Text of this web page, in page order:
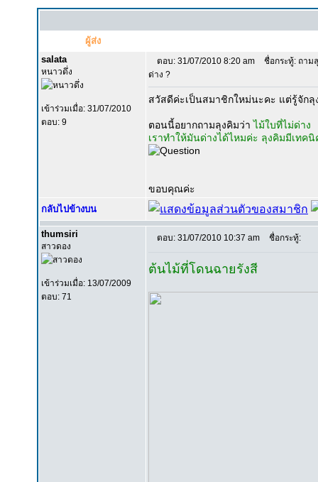
ผู้ส่ง
salata
หนาวดึ่ง
เข้าร่วมเมื่อ: 31/07/2010
ตอบ: 9
ตอบ: 31/07/2010 8:20 am
ชื่อกระทู้: ถาม
ด่าง ?
สวัสดีค่ะเป็นสมาชิกใหม่นะคะ แต่รู้จัก
ตอนนี้อยากถามลุงคิมว่าไม้ใบที่ไม่ด่าง
เราทำให้มันด่างได้ไหมค่ะ ลุงคิมมีเทค
ขอบคุณค่ะ
กลับไปข้างบน
thumsiri
สาวดอง
เข้าร่วมเมื่อ: 13/07/2009
ตอบ: 71
ตอบ: 31/07/2010 10:37 am ชื่อกระทู้:
ต้นไม้ที่โดนฉายรังสี